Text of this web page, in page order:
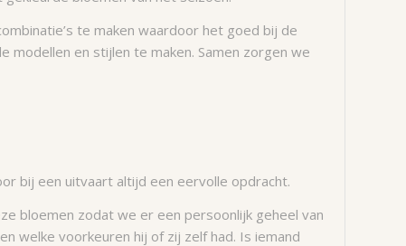
te maken waardoor het goed bij de
modellen en stijlen te maken. Samen zorgen we
bij een uitvaart altijd een eervolle opdracht.
bloemen zodat we er een persoonlijk geheel van
welke voorkeuren hij of zij zelf had. Is iemand